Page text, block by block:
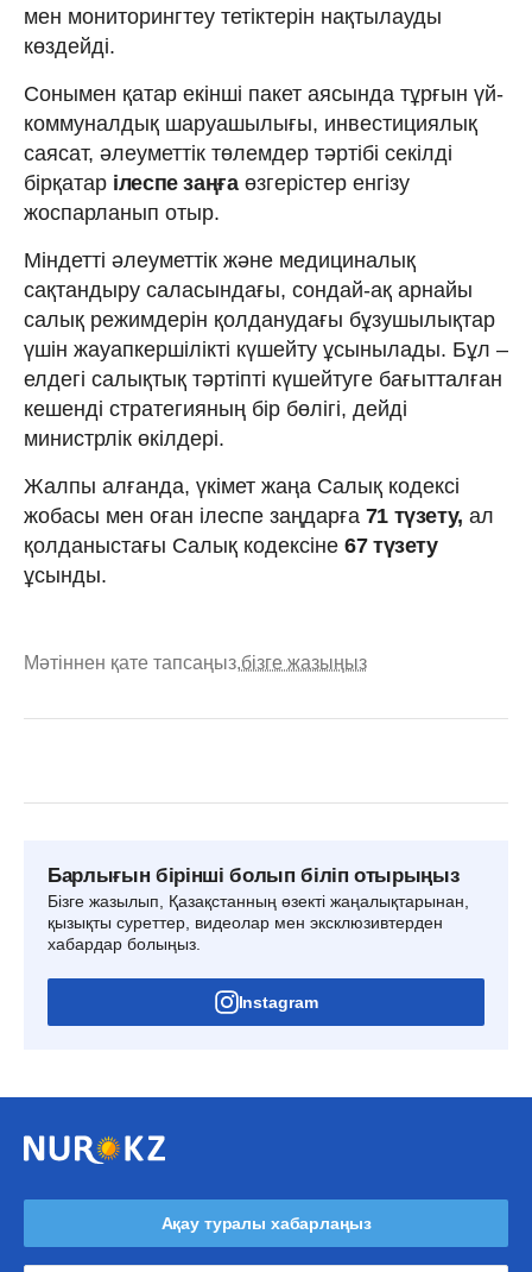
мен мониторингтеу тетіктерін нақтылауды
көздейді.
Сонымен қатар екінші пакет аясында тұрғын үй-
коммуналдық шаруашылығы, инвестициялық
саясат, әлеуметтік төлемдер тәртібі секілді
бірқатар ілеспе заңғаөзгерістер енгізу
жоспарланып отыр.
Міндетті әлеуметтік және медициналық
сақтандыру саласындағы, сондай-ақ арнайы
салық режимдерін қолданудағы бұзушылықтар
үшін жауапкершілікті күшейту ұсынылады. Бұл –
елдегі салықтық тәртіпті күшейтуге бағытталған
кешенді стратегияның бір бөлігі, дейді
министрлік өкілдері.
Жалпы алғанда, үкімет жаңа Салық кодексі
жобасы мен оған ілеспе заңдарға 71 түзету, ал
қолданыстағы Салық кодексіне 67 түзету
ұсынды.
Мәтіннен қате тапсаңыз,бізге жазыңыз
Барлығын бірінші болып біліп отырыңыз
Бізге жазылып, Қазақстанның өзекті жаңалықтарынан,
қызықты суреттер, видеолар мен эксклюзивтерден
хабардар болыңыз.
Instagram
Ақау туралы хабарлаңыз